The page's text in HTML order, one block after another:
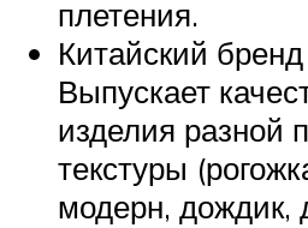
плетения.
Китайский
Выпускает
изделия разной
текстуры
модерн, дождик,